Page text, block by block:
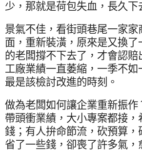
少，那就是荷包失血，長久下
景氣不佳，看街頭巷尾一家家
面，重新裝潢，原來是又換了
的老闆撐不下去了，才會認賠
工廠業績一直萎縮，一季不
最是該檢討改進的時刻。
做為老闆如何讓企業重新振作
帶頭衝業績，大小專案都接，
錢；有人拚命節流，砍預算，
省了一些錢，卻喪了許多氣，